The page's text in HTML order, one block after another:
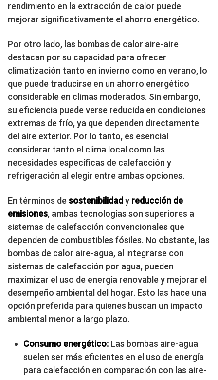
rendimiento en la extracción de calor puede
mejorar significativamente el ahorro energético.
Por otro lado, las bombas de calor aire-aire
destacan por su capacidad para ofrecer
climatización tanto en invierno como en verano, lo
que puede traducirse en un ahorro energético
considerable en climas moderados. Sin embargo,
su eficiencia puede verse reducida en condiciones
extremas de frío, ya que dependen directamente
del aire exterior. Por lo tanto, es esencial
considerar tanto el clima local como las
necesidades específicas de calefacción y
refrigeración al elegir entre ambas opciones.
En términos de sostenibilidady reducción de
emisiones, ambas tecnologías son superiores a
sistemas de calefacción convencionales que
dependen de combustibles fósiles. No obstante, las
bombas de calor aire-agua, al integrarse con
sistemas de calefacción por agua, pueden
maximizar el uso de energía renovable y mejorar el
desempeño ambiental del hogar. Esto las hace una
opción preferida para quienes buscan un impacto
ambiental menor a largo plazo.
Consumo energético: Las bombas aire-agua
suelen ser más eficientes en el uso de energía
para calefacción en comparación con las aire-